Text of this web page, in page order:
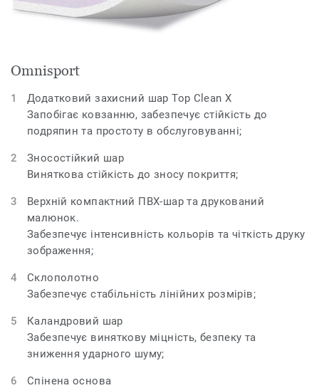
Omnisport
Додатковий захисний шар Top Clean X
Запобігає ковзанню, забезпечує стійкість до
подряпин та простоту в обслуговуванні;
Зносостійкий шар
Виняткова стійкість до зносу покриття;
Верхній компактний ПВХ-шар та друкований
малюнок.
Забезпечує інтенсивність кольорів та чіткість друку
зображення;
Склополотно
Забезпечує стабільність лінійних розмірів;
Каландровий шар
Забезпечує виняткову міцність, безпеку та
зниження ударного шуму;
Спінена основа